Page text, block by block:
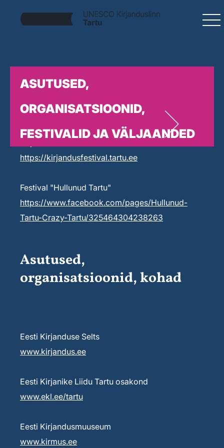
ASUTUSED,
ORGANISATSIOONID,
FESTIVALID JA VÄLJAANDED
https://kirjandusfestival.tartu.ee
Festival "Hullunud Tartu"
https://www.facebook.com/pages/Hullunud-
Tartu-Crazy-Tartu/325464304238263
Asutused,
organisatsioonid, kohad
Eesti Kirjanduse Selts
www.kirjandus.ee
Eesti Kirjanike Liidu Tartu osakond
www.ekl.ee/tartu
Eesti Kirjandusmuuseum
www.kirmus.ee